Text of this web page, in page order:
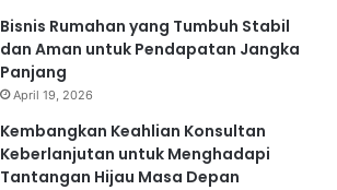
Bisnis Rumahan yang Tumbuh Stabil
dan Aman untuk Pendapatan Jangka
Panjang
April 19, 2026
Kembangkan Keahlian Konsultan
Keberlanjutan untuk Menghadapi
Tantangan Hijau Masa Depan